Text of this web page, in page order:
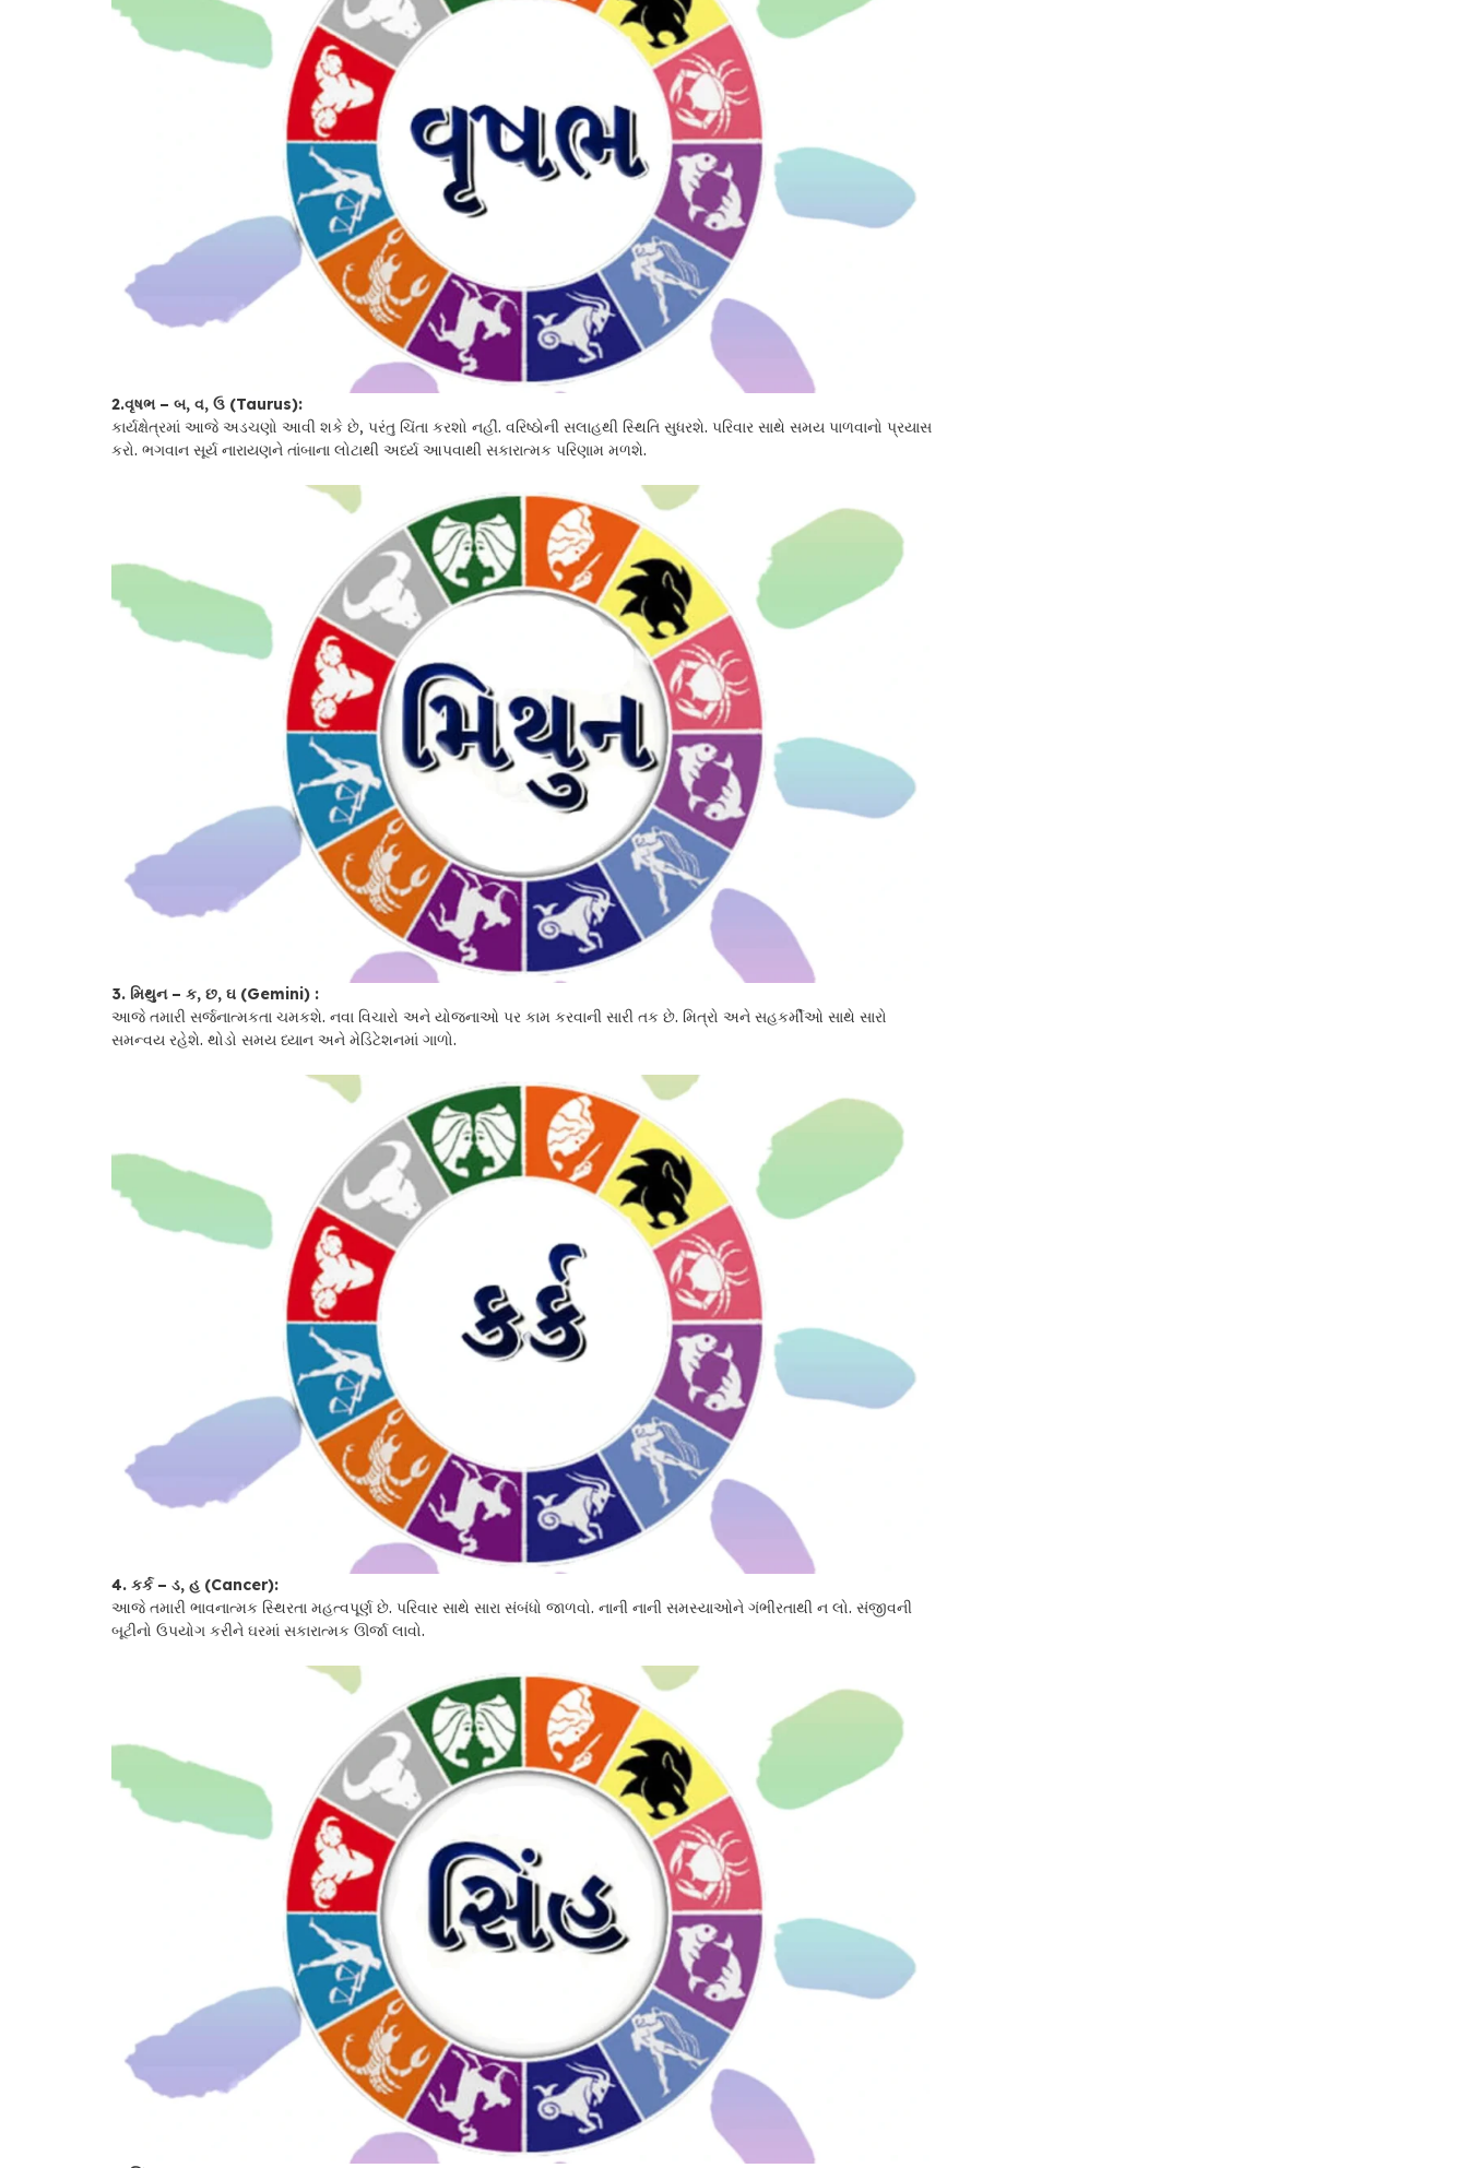
2.વૃષભ – બ, વ, ઉ (Taurus):
કાર્યક્ષેત્રમાં આજે અડચણો આવી શકે છે, પરંતુ ચિંતા કરશો નહીં. વરિષ્ઠોની સલાહથી સ્થિતિ સુધરશે. પરિવાર સાથે સમય પાળવાનો પ્રયાસ
કરો. ભગવાન સૂર્ય નારાયણને તાંબાના લોટાથી અર્ધ્ય આપવાથી સકારાત્મક પરિણામ મળશે.
3. મિથુન – ક, છ, ઘ (Gemini) :
આજે તમારી સર્જનાત્મકતા ચમકશે. નવા વિચારો અને યોજનાઓ પર કામ કરવાની સારી તક છે. મિત્રો અને સહકર્મીઓ સાથે સારો
સમન્વય રહેશે. થોડો સમય ધ્યાન અને મેડિટેશનમાં ગાળો.
4. કર્ક – ડ, હ (Cancer):
આજે તમારી ભાવનાત્મક સ્થિરતા મહત્વપૂર્ણ છે. પરિવાર સાથે સારા સંબંધો જાળવો. નાની નાની સમસ્યાઓને ગંભીરતાથી ન લો. સંજીવની
બૂટીનો ઉપયોગ કરીને ઘરમાં સકારાત્મક ઊર્જા લાવો.